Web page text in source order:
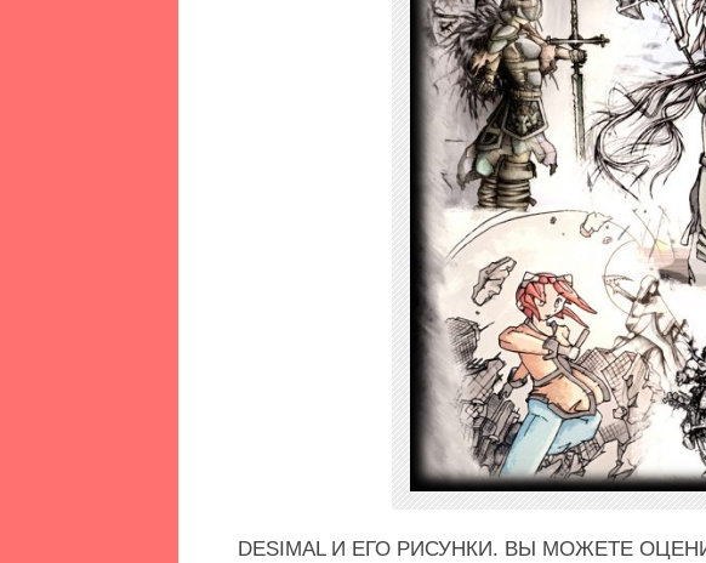
DESIMAL И ЕГО РИСУНКИ. ВЫ МОЖЕТЕ